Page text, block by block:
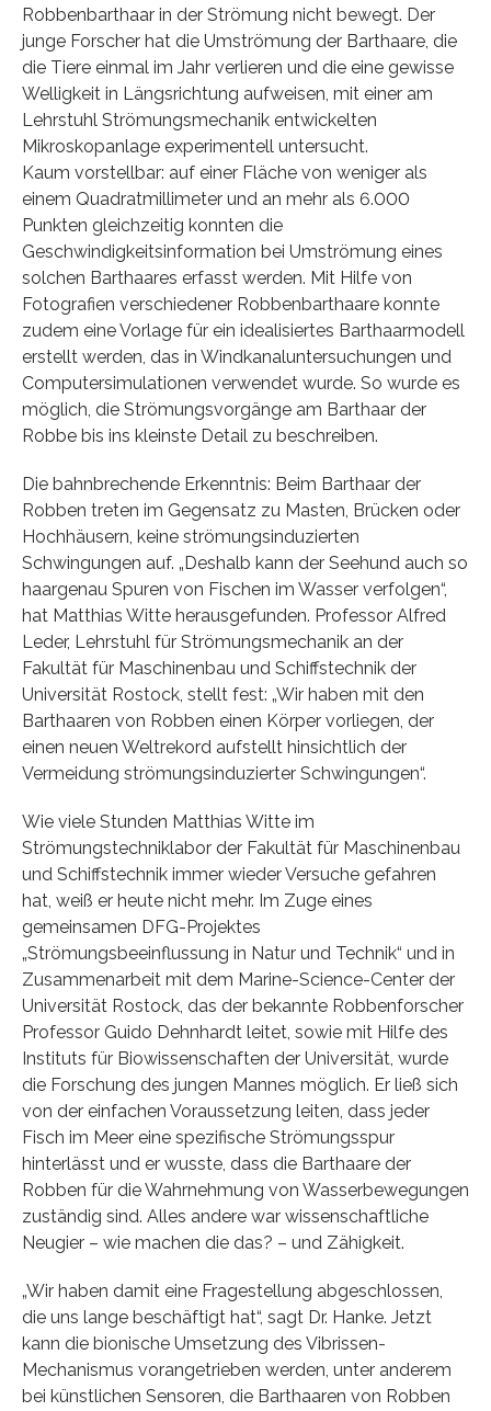
Robbenbarthaar in der Strömung nicht bewegt. Der
junge Forscher hat die Umströmung der Barthaare, die
die Tiere einmal im Jahr verlieren und die eine gewisse
Welligkeit in Längsrichtung aufweisen, mit einer am
Lehrstuhl Strömungsmechanik entwickelten
Mikroskopanlage experimentell untersucht.
Kaum vorstellbar: auf einer Fläche von weniger als
einem Quadratmillimeter und an mehr als 6.000
Punkten gleichzeitig konnten die
Geschwindigkeitsinformation bei Umströmung eines
solchen Barthaares erfasst werden. Mit Hilfe von
Fotografien verschiedener Robbenbarthaare konnte
zudem eine Vorlage für ein idealisiertes Barthaarmodell
erstellt werden, das in Windkanaluntersuchungen und
Computersimulationen verwendet wurde. So wurde es
möglich, die Strömungsvorgänge am Barthaar der
Robbe bis ins kleinste Detail zu beschreiben.
Die bahnbrechende Erkenntnis: Beim Barthaar der
Robben treten im Gegensatz zu Masten, Brücken oder
Hochhäusern, keine strömungsinduzierten
Schwingungen auf. „Deshalb kann der Seehund auch so
haargenau Spuren von Fischen im Wasser verfolgen“,
hat Matthias Witte herausgefunden. Professor Alfred
Leder, Lehrstuhl für Strömungsmechanik an der
Fakultät für Maschinenbau und Schiffstechnik der
Universität Rostock, stellt fest: „Wir haben mit den
Barthaaren von Robben einen Körper vorliegen, der
einen neuen Weltrekord aufstellt hinsichtlich der
Vermeidung strömungsinduzierter Schwingungen“.
Wie viele Stunden Matthias Witte im
Strömungstechniklabor der Fakultät für Maschinenbau
und Schiffstechnik immer wieder Versuche gefahren
hat, weiß er heute nicht mehr. Im Zuge eines
gemeinsamen DFG-Projektes
„Strömungsbeeinflussung in Natur und Technik“ und in
Zusammenarbeit mit dem Marine-Science-Center der
Universität Rostock, das der bekannte Robbenforscher
Professor Guido Dehnhardt leitet, sowie mit Hilfe des
Instituts für Biowissenschaften der Universität, wurde
die Forschung des jungen Mannes möglich. Er ließ sich
von der einfachen Voraussetzung leiten, dass jeder
Fisch im Meer eine spezifische Strömungsspur
hinterlässt und er wusste, dass die Barthaare der
Robben für die Wahrnehmung von Wasserbewegungen
zuständig sind. Alles andere war wissenschaftliche
Neugier – wie machen die das? – und Zähigkeit.
„Wir haben damit eine Fragestellung abgeschlossen,
die uns lange beschäftigt hat“, sagt Dr. Hanke. Jetzt
kann die bionische Umsetzung des Vibrissen-
Mechanismus vorangetrieben werden, unter anderem
bei künstlichen Sensoren, die Barthaaren von Robben